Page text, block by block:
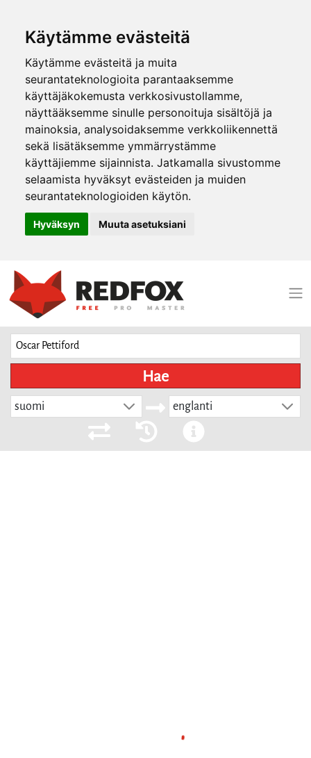
Käytämme evästeitä
Käytämme evästeitä ja muita
seurantateknologioita parantaaksemme
käyttäjäkokemusta verkkosivustollamme,
näyttääksemme sinulle personoituja sisältöjä ja
mainoksia, analysoidaksemme verkkoliikennettä
sekä lisätäksemme ymmärrystämme
käyttäjiemme sijainnista. Jatkamalla sivustomme
selaamista hyväksyt evästeiden ja muiden
seurantateknologioiden käytön.
Hyväksyn Muuta asetuksiani
Hae
suomi englanti